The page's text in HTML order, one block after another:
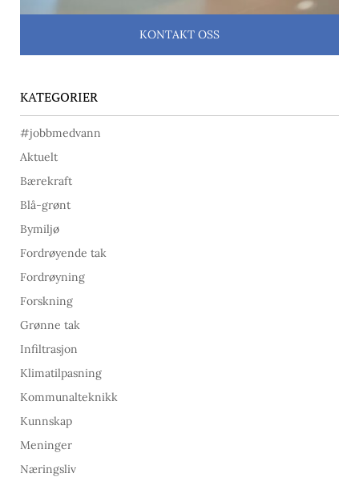
KONTAKT OSS
KATEGORIER
#jobbmedvann
Aktuelt
Bærekraft
Blå-grønt
Bymiljø
Fordrøyende tak
Fordrøyning
Forskning
Grønne tak
Infiltrasjon
Klimatilpasning
Kommunalteknikk
Kunnskap
Meninger
Næringsliv